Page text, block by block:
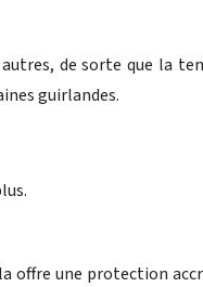
de sorte que la
guirlandes.
offre une protection